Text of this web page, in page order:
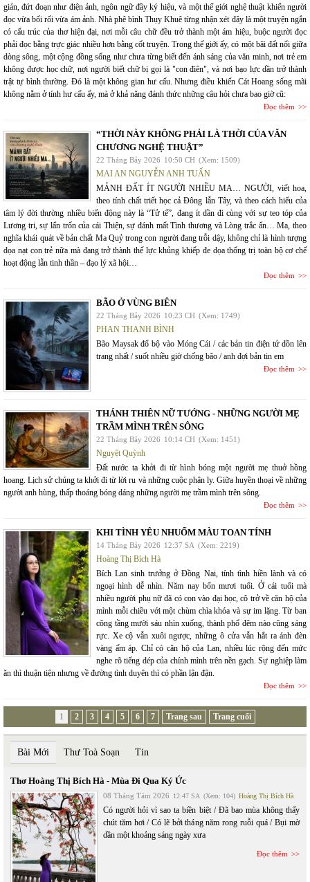
giản, đứt đoạn như điện ảnh, ngôn ngữ đầy ký hiệu, và một thế giới nghệ thuật khiến người
đọc vừa bối rối vừa ám ảnh. Nhà phê bình Thụy Khuê từng nhận xét đây là một truyện ngắn
có cấu trúc của thơ hiện đại, nơi mỗi câu chữ đều trở thành một ám hiệu, buộc người đọc
phải đọc bằng trực giác nhiều hơn bằng cốt truyện. Trong thế giới ấy, có một bãi đất nổi giữa
dòng sông, một cộng đồng sống như chưa từng biết đến ánh sáng của văn minh, nơi trẻ em
không được học chữ, nơi người biết chữ bị gọi là "con điên", và nơi bạo lực dần trở thành
trật tự bình thường. Đó là một không gian hư cấu. Nhưng điều khiến Cát Hoang sống mãi
không nằm ở tính hư cấu ấy, mà ở khả năng đánh thức những câu hỏi chưa bao giờ cũ:
Đọc thêm
“THỜI NÀY KHÔNG PHẢI LÀ THỜI CỦA VĂN
CHƯƠNG NGHỆ THUẬT”
22 Tháng Bảy 2026 10:50 CH (Xem: 1509)
MAI AN NGUYỄN ANH TUẤN
MẢNH ĐẤT ÍT NGƯỜI NHIỀU MA… NGƯỜI, viết hoa,
theo tính chất triết học cả Đông lẫn Tây, và theo cách hiểu của
tâm lý đời thường nhiều biến động này là “Tử tế”, đang ít dần đi cùng với sự teo tóp của
Lương tri, sự lẩn trốn của cái Thiện, sự đánh mất Tình thương và Lòng trắc ẩn… Ma, theo
nghĩa khái quát về bản chất Ma Quỷ trong con người đang trỗi dậy, không chỉ là hình tượng
dọa nạt con trẻ nữa mà đang trở thành thế lực khủng khiếp đe dọa thống trị toàn bộ cơ chế
hoạt động lẫn tinh thần – đạo lý xã hội…
Đọc thêm
BÃO Ở VÙNG BIÊN
22 Tháng Bảy 2026 10:23 CH (Xem: 1749)
PHAN THANH BÌNH
Bão Maysak đổ bộ vào Móng Cái / các bản tin điện tử dồn lên
trang nhất / suốt nhiều giờ chống bão / anh đợi bản tin em
Đọc thêm
THÁNH THIÊN NỮ TƯỚNG - NHỮNG NGƯỜI MẸ
TRẦM MÌNH TRÊN SÔNG
22 Tháng Bảy 2026 10:14 CH (Xem: 1451)
Nguyệt Quỳnh
Đất nước ta khởi đi từ hình bóng một người mẹ thuở hồng
hoang. Lịch sử chúng ta khởi đi từ lời ru và những cuộc phân ly. Giữa huyền thoại về những
người anh hùng, thấp thoáng bóng dáng những người mẹ trầm mình trên sông.
Đọc thêm
KHI TÌNH YÊU NHUỐM MÀU TOAN TÍNH
14 Tháng Bảy 2026 12:37 SA (Xem: 2219)
Hoàng Thị Bích Hà
Bích Lan sinh trưởng ở Đồng Nai, tính tình hiền lành và có
ngoại hình dễ nhìn. Năm nay bốn mươi tuổi. Ở cái tuổi mà
nhiều người phụ nữ đã có con vào đại học, cô trở về căn hộ của
mình mỗi chiều với một chùm chìa khóa và sự im lặng. Từ ban
công tầng mười sáu nhìn xuống, thành phố đêm nào cũng sáng
rực. Xe cộ vẫn xuôi ngược, những ô cửa vẫn hắt ra ánh đèn
vàng ấm áp. Chỉ có căn hộ của Lan, nhiều lúc rộng đến mức
nghe rõ tiếng dép của chính mình trên nền gạch. Sự nghiệp làm
ăn thì thuận tiện nhưng về đường tình duyên thì có phần lận đận.
Đọc thêm
1 2 3 4 5 6 7 Trang sau Trang cuối
Bài Mới Thư Toà Soạn Tin
Thơ Hoàng Thị Bích Hà - Mùa Đi Qua Ký Ức
08 Tháng Tám 2026 12:47 SA (Xem: 104) Hoàng Thị Bích Hà
Có người hỏi vì sao ta biền biệt / Đã bao mùa không thấy
chút tăm hơi / Có lẽ bởi tháng năm rong ruỗi quá / Bụi mờ
dần một khoảng sáng ngày xưa
Đọc thêm